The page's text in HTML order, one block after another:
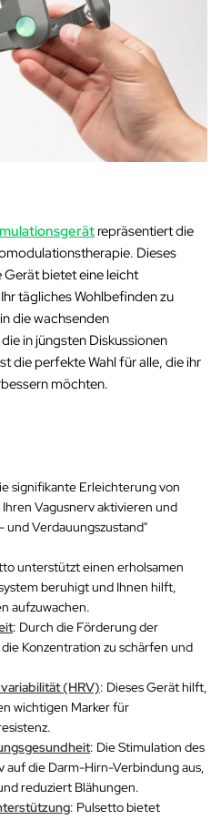
repräsentiert die
Dieses
bietet eine leicht
tägliches Wohlbefinden zu
die wachsenden
in jüngsten Diskussionen
die perfekte Wahl für alle, die ihr
möchten.
signifikante Erleichterung von
Vagusnerv aktivieren und
und Verdauungszustand"
unterstützt einen erholsamen
beruhigt und Ihnen hilft,
aufzuwachen.
: Durch die Förderung der
Konzentration zu schärfen und
(HRV): Dieses Gerät hilft,
wichtigen Marker für
: Die Stimulation des
auf die Darm-Hirn-Verbindung aus,
reduziert Blähungen.
: Pulsetto bietet